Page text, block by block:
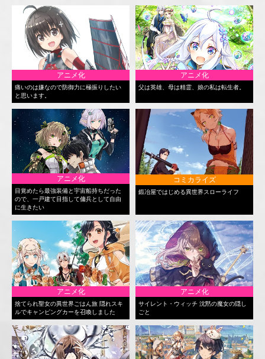
アニメ化
痛いのは嫌なので防御力に極振りしたい
と思います。
アニメ化
父は英雄、母は精霊、娘の私は転生者。
アニメ化
目覚めたら最強装備と宇宙船持ちだった
ので、一戸建て目指して傭兵として自由
に生きたい
コミカライズ
鍛冶屋ではじめる異世界スローライフ
アニメ化
捨てられ聖女の異世界ごはん旅 隠れスキ
ルでキャンピングカーを召喚しました
アニメ化
サイレント・ウィッチ 沈黙の魔女の隠し
ごと